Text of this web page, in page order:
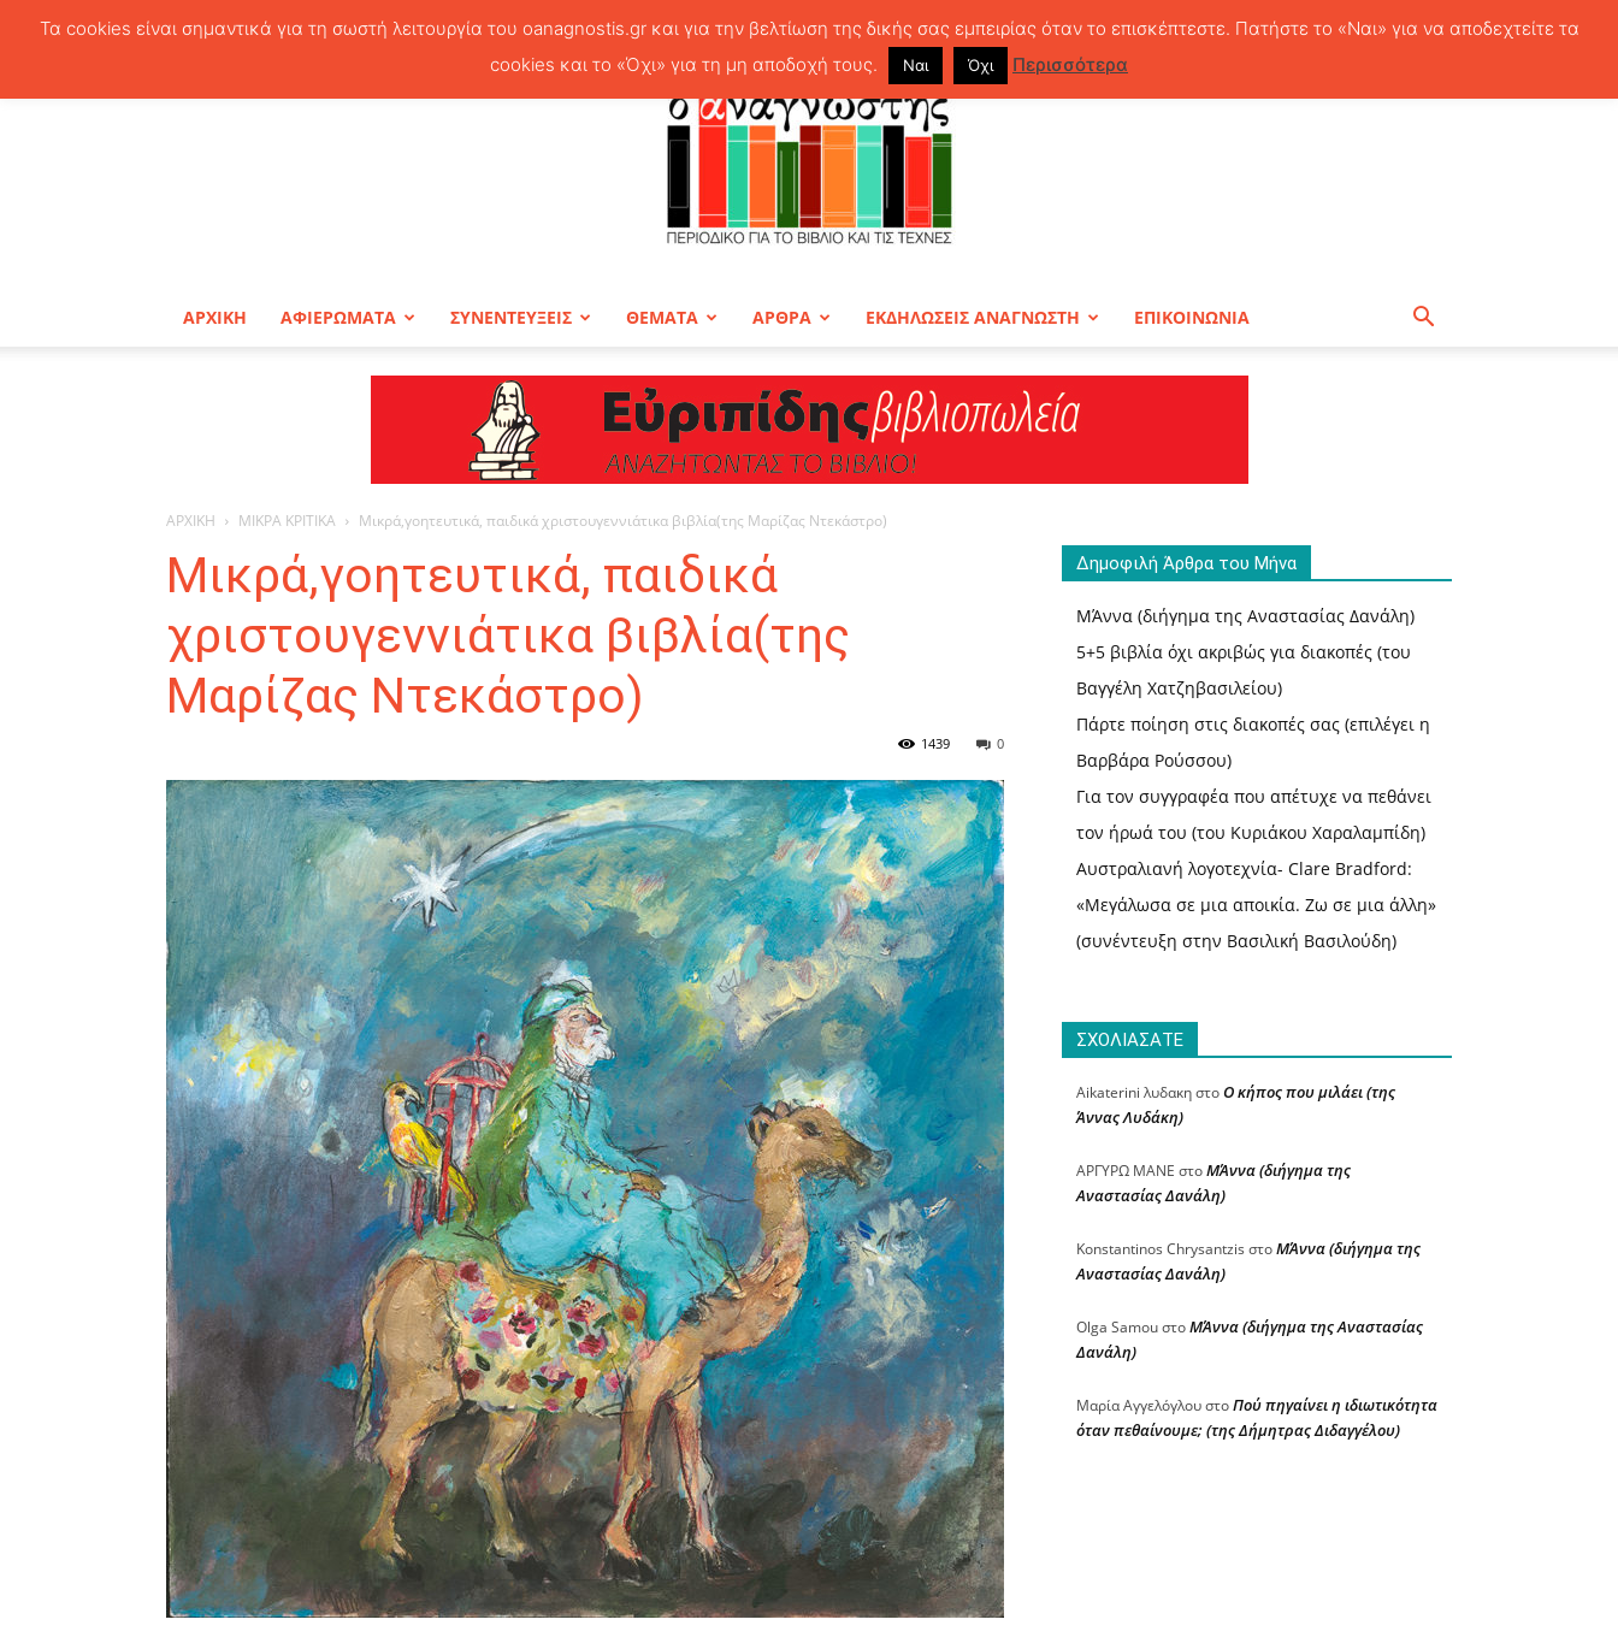
Ο
ΓΙΑ
ΤΟ
ΒΙΒΛΙΟ
ΚΑΙ
ΤΙΣ
ΤΕΧΝΕΣ
ΑΡΧΙΚΗ ΑΦΙΕΡΩΜΑΤΑ ΣΥΝΕΝΤΕΥΞΕΙΣ ΘΕΜΑΤΑ ΑΡΘΡΑ ΕΚΔΗΛΩΣΕΙΣ ΑΝΑΓΝΩΣΤΗ ΕΠΙΚΟΙΝΩΝΙΑ
ΑΡΧΙΚΗ ΜΙΚΡΑ ΚΡΙΤΙΚΑ Μικρά,γοητευτικά, παιδικά χριστουγεννιάτικα βιβλία(της Μαρίζας Ντεκάστρο)
Μικρά,γοητευτικά, παιδικά
χριστουγεννιάτικα βιβλία(της
Μαρίζας Ντεκάστρο)
0
1439
Δημοφιλή Άρθρα του Μήνα
ΜΆννα (διήγημα της Αναστασίας Δανάλη)
5+5 βιβλία όχι ακριβώς για διακοπές (του
Βαγγέλη Χατζηβασιλείου)
Πάρτε ποίηση στις διακοπές σας (επιλέγει η
Βαρβάρα Ρούσσου)
Για τον συγγραφέα που απέτυχε να πεθάνει
τον ήρωά του (του Κυριάκου Χαραλαμπίδη)
Αυστραλιανή λογοτεχνία- Clare Bradford:
«Μεγάλωσα σε μια αποικία. Ζω σε μια άλλη»
(συνέντευξη στην Βασιλική Βασιλούδη)
ΣΧΟΛΙΑΣΑΤΕ
Aikaterini λυδακηστοΟ κήπος που μιλάει (της
Άννας Λυδάκη)
ΑΡΓΥΡΩ ΜΑΝΕ στοΜΆννα (διήγημα της
Αναστασίας Δανάλη)
Konstantinos Chrysantzis στοΜΆννα (διήγημα της
Αναστασίας Δανάλη)
Olga SamouστοΜΆννα (διήγημα της Αναστασίας
Δανάλη)
Μαρία ΑγγελόγλουστοΠού πηγαίνει η ιδιωτικότητα
όταν πεθαίνουμε; (της Δήμητρας Διδαγγέλου)
Τα cookies είναι σημαντικά για τη σωστή λειτουργία του oanagnostis.gr και για την βελτίωση της δικής σας εμπειρίας όταν το επισκέπτεστε. Πατήστε το «Ναι» για να αποδεχτείτε τα
cookies και το «Όχι» για τη μη αποδοχή τους.
Ναι Όχι Περισσότερα